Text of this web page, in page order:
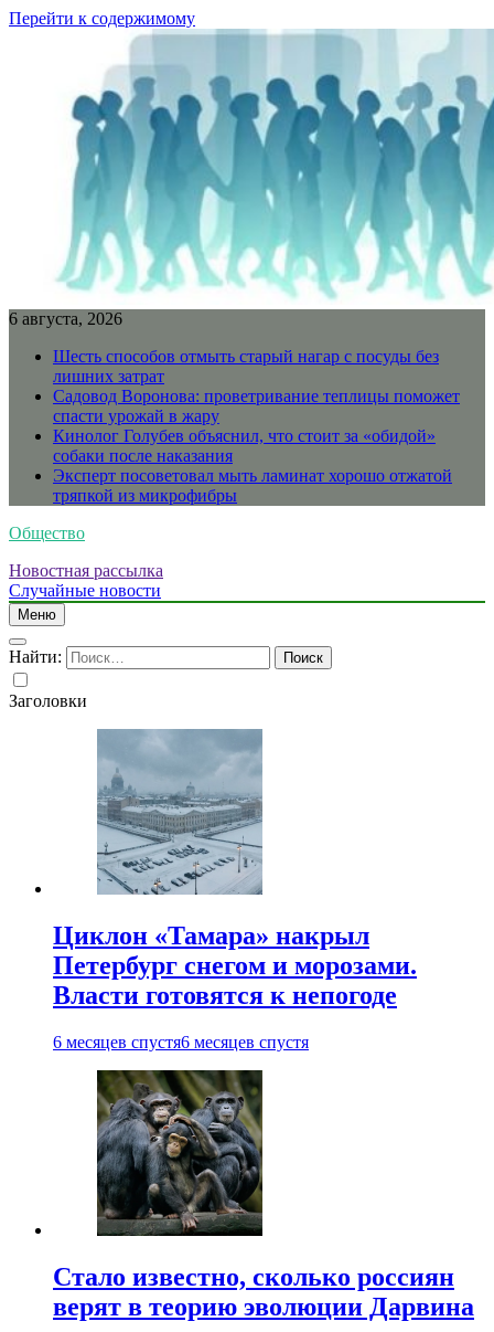
Перейти к содержимому
6 августа, 2026
Шесть способов отмыть старый нагар с посуды без
лишних затрат
Садовод Воронова: проветривание теплицы поможет
спасти урожай в жару
Кинолог Голубев объяснил, что стоит за «обидой»
собаки после наказания
Эксперт посоветовал мыть ламинат хорошо отжатой
тряпкой из микрофибры
Общество
Новостная рассылка
Случайные новости
Меню
Найти:
Заголовки
Циклон «Тамара» накрыл
Петербург снегом и морозами.
Власти готовятся к непогоде
6 месяцев спустя6 месяцев спустя
Стало известно, сколько россиян
верят в теорию эволюции Дарвина